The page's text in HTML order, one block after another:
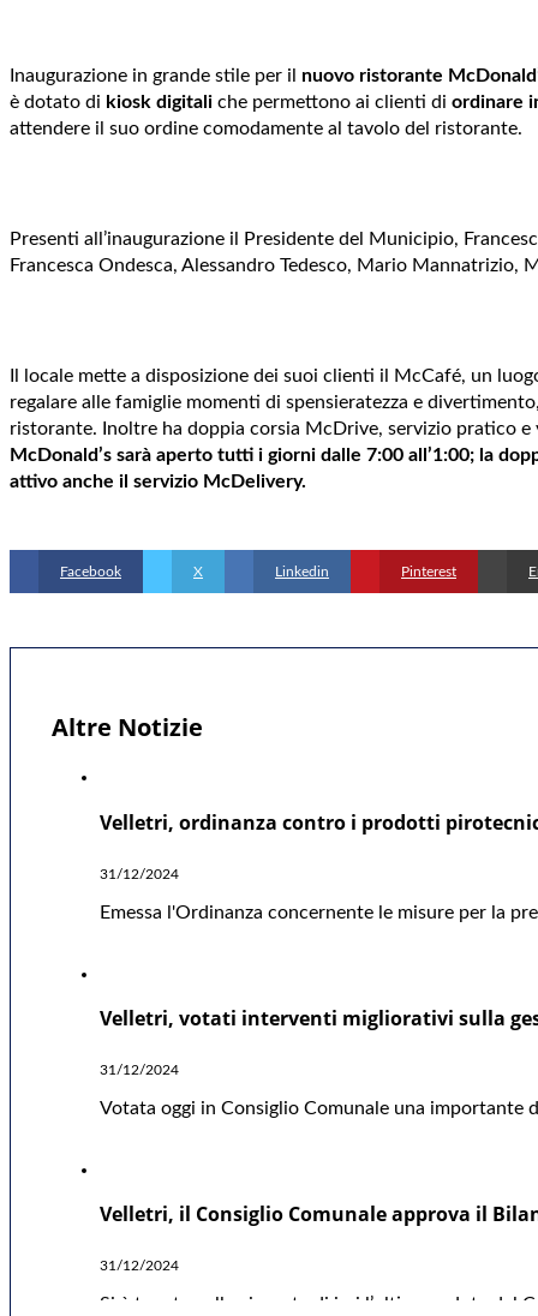
Altre Notizie
Velletri, ordinanza contro i prodotti
31/12/2024
Emessa l'Ordinanza concernente le misure per la
Velletri, votati interventi migliorativi sulla
31/12/2024
Votata oggi in Consiglio Comunale una
Velletri, il Consiglio Comunale approva il
31/12/2024
Si è tenuta nella giornata di ieri l’ultima seduta del
Inaugurazione in grande stile per il nuovo ristorante
è dotato di kiosk digitali che permettono ai clienti di ordinare
attendere il suo ordine comodamente al tavolo del ristorante.
Presenti all’inaugurazione il Presidente del Municipio,
Francesca Ondesca, Alessandro Tedesco, Mario Mannatrizio,
Il locale mette a disposizione dei suoi clienti il McCafé, un
regalare alle famiglie momenti di spensieratezza e
ristorante. Inoltre ha doppia corsia McDrive, servizio pratico
McDonald’s sarà aperto tutti i giorni dalle 7:00 all’1:00; la
attivo anche il servizio McDelivery.
Facebook X Linkedin Pinterest